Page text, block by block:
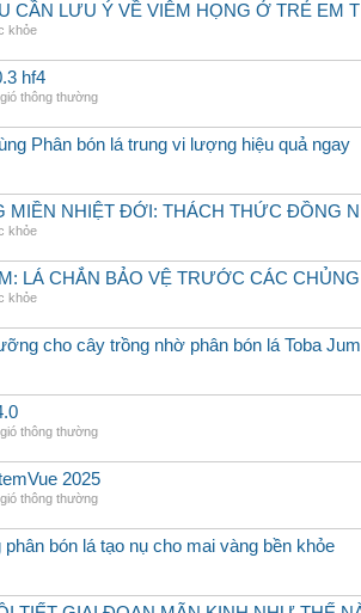
CẦN LƯU Ý VỀ VIÊM HỌNG Ở TRẺ EM
khỏe
hf4
thông thường
Phân bón lá trung vi lượng hiệu quả ngay
MIỀN NHIỆT ĐỚI: THÁCH THỨC ĐỒNG
khỏe
LÁ CHẮN BẢO VỆ TRƯỚC CÁC
khỏe
cho cây trồng nhờ phân bón lá Toba Jum
thông thường
2025
thông thường
phân bón lá tạo nụ cho mai vàng bền khỏe